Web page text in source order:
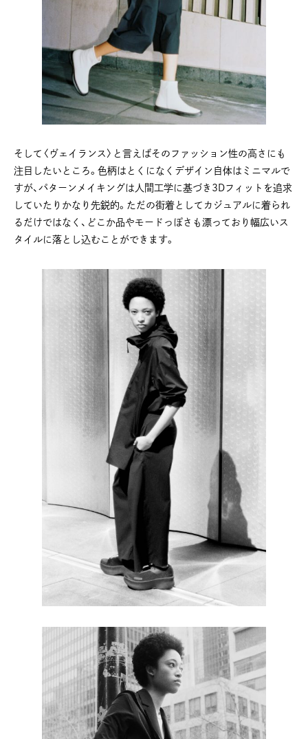
そして〈ヴェイランス〉と言えばそのファッション性の高さにも
注目したいところ。色柄はとくになくデザイン自体はミニマルで
すが、パターンメイキングは人間工学に基づき3Dフィットを追求
していたりかなり先鋭的。ただの街着としてカジュアルに着られ
るだけではなく、どこか品やモードっぽさも漂っており幅広いス
タイルに落とし込むことができます。